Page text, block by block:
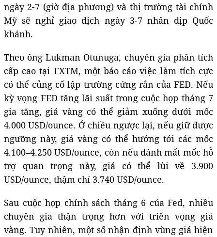
ngày 2-7 (giờ địa phương) và thị trường tài chính
Mỹ sẽ nghỉ giao dịch ngày 3-7 nhân dịp Quốc
khánh.
Theo ông Lukman Otunuga, chuyên gia phân tích
cấp cao tại FXTM, một báo cáo việc làm tích cực
có thể củng cố lập trường cứng rắn của FED. Nếu
kỳ vọng FED tăng lãi suất trong cuộc họp tháng 7
gia tăng, giá vàng có thể giảm xuống dưới mốc
4.000 USD/ounce. Ở chiều ngược lại, nếu giữ được
ngưỡng này, giá vàng có thể hướng tới các mốc
4.100–4.250 USD/ounce, còn nếu đánh mất mốc hỗ
trợ quan trọng này, giá có thể lùi về 3.900
USD/ounce, thậm chí 3.740 USD/ounce.
Sau cuộc họp chính sách tháng 6 của Fed, nhiều
chuyên gia thận trọng hơn với triển vọng giá
vàng. Tuy nhiên, một số nhận định vùng giá hiện